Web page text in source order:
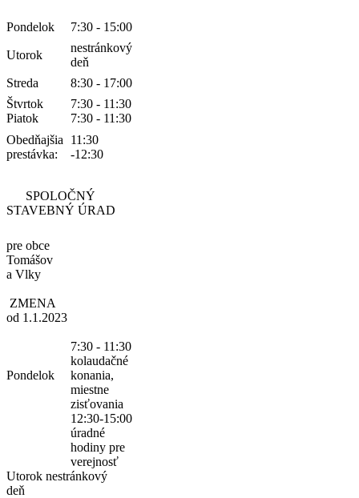
Pondelok 7:30 - 15:00
Utorok
nestránkový
deň
Streda
8:30 - 17:00
Štvrtok
7:30 - 11:30
Piatok
7:30 - 11:30
Obedňajšia
prestávka:
11:30
-12:30
SPOLOČNÝ
STAVEBNÝ ÚRAD
pre obce
Tomášov
a Vlky
ZMENA
od 1.1.2023
Pondelok
7:30 - 11:30
kolaudačné
konania,
miestne
zisťovania
12:30-15:00
úradné
hodiny pre
verejnosť
Utorok nestránkový
deň